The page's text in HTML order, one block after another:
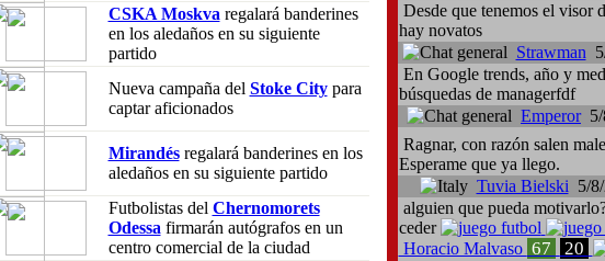
CSKA Moskva regalará banderines
en los aledaños en su siguiente
partido
Nueva campaña del Stoke Citypara
captar aficionados
Mirandésregalará banderines en los
aledaños en su siguiente partido
Futbolistas del Chernomorets
Odessa firmarán autógrafos en un
centro comercial de la ciudad
Desde que tenemos el visor
hay novatos
Strawman
En Google trends, año y
búsquedas de managerfdf
Emperor5/
Ragnar, con razón salen
Esperame que ya llego.
Tuvia Bielski 5/
alguien que pueda
ceder
Horacio Malvaso 67 20